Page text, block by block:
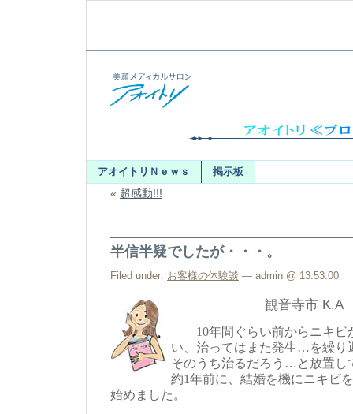
アオイトリＮｅｗｓ 掲示板
« 超感動!!!
半信半疑でしたが・・・。
Filed under: お客様の体験談 — admin @ 13:53:00
観音寺市 K.A
10年間ぐらい前からニキビ
い、治ってはまた発生…を繰り
そのうち治るだろう…と放置し
約1年前に、結婚を機にニキビ
始めました。